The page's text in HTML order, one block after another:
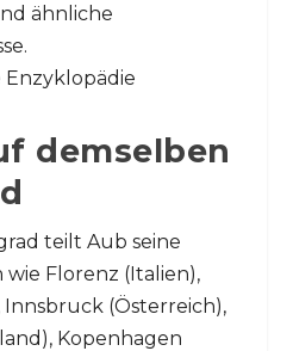
ähnliche
Enzyklopädie
demselben
teilt Aub seine
Florenz (Italien),
(Österreich),
Kopenhagen